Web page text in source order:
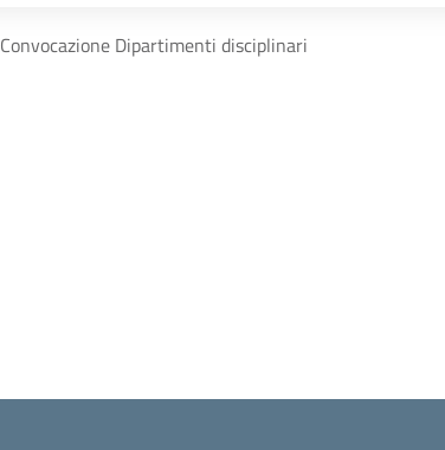
Convocazione Dipartimenti disciplinari